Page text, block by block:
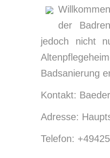
der
jedoch nicht
Badsanierung
Kontakt:
Adresse:
Telefon: